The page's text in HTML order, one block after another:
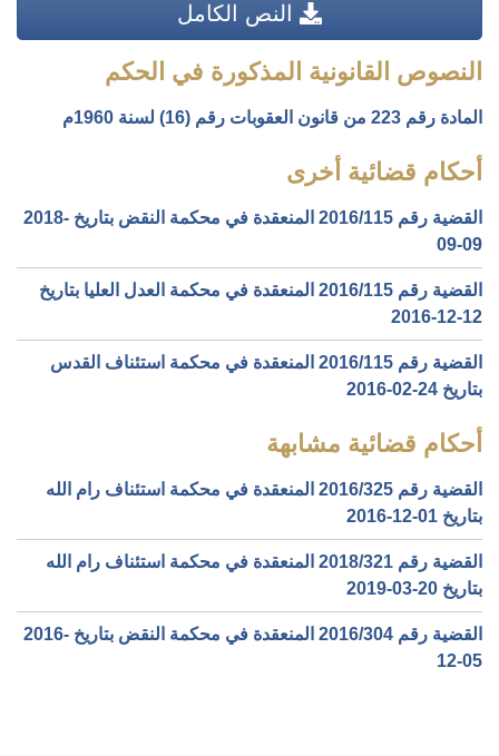
النص الكامل
النصوص القانونية المذكورة في الحكم
المادة رقم 223 من قانون العقوبات رقم (16) لسنة 1960م
أحكام قضائية أخرى
القضية رقم ‎115‏/‎2016‏ المنعقدة في محكمة النقض بتاريخ ‎2018-
09-09‏
القضية رقم ‎115‏/‎2016‏ المنعقدة في محكمة العدل العليا بتاريخ
‎2016-12-12‏
القضية رقم ‎115‏/‎2016‏ المنعقدة في محكمة استئناف القدس
بتاريخ ‎2016-02-24‏
أحكام قضائية مشابهة
القضية رقم ‎325‏/‎2016‏ المنعقدة في محكمة استئناف رام الله
بتاريخ ‎2016-12-01‏
القضية رقم ‎321‏/‎2018‏ المنعقدة في محكمة استئناف رام الله
بتاريخ ‎2019-03-20‏
القضية رقم ‎304‏/‎2016‏ المنعقدة في محكمة النقض بتاريخ ‎2016-
12-05‏